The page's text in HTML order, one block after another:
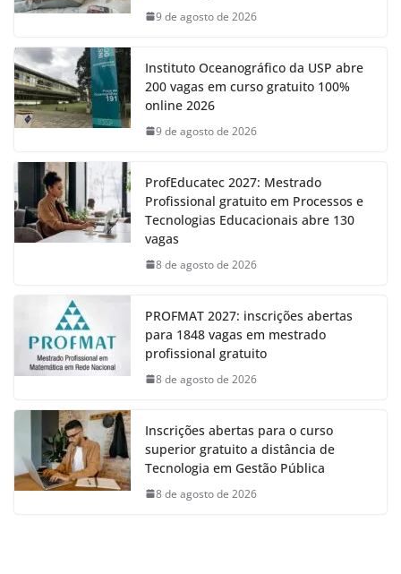
9 de agosto de 2026
Instituto Oceanográfico da USP abre
200 vagas em curso gratuito 100%
online 2026
9 de agosto de 2026
ProfEducatec 2027: Mestrado
Profissional gratuito em Processos e
Tecnologias Educacionais abre 130
vagas
8 de agosto de 2026
PROFMAT 2027: inscrições abertas
para 1848 vagas em mestrado
profissional gratuito
8 de agosto de 2026
Inscrições abertas para o curso
superior gratuito a distância de
Tecnologia em Gestão Pública
8 de agosto de 2026